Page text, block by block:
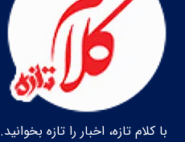
با کلام تازه، اخبار را تازه بخوانید.